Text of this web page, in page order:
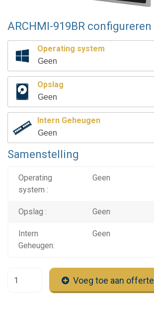
ARCHMI-919BR configureren
Operating system
Geen
Opslag
Geen
Intern Geheugen
Geen
Samenstelling
Operating
system :
Geen
Opslag : Geen
Intern
Geheugen:
Geen
Voeg toe aan offerte